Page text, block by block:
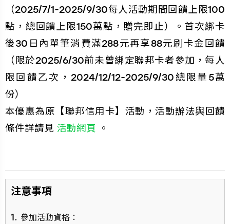
（2025/7/1-2025/9/30每人活動期間回饋上限100
點，總回饋上限150萬點，贈完即止）。首次綁卡
後30日內單筆消費滿288元再享88元刷卡金回饋
（限於2025/6/30前未曾綁定聯邦卡者參加，每人
限回饋乙次，2024/12/12-2025/9/30總限量5萬
份）
本優惠為原【聯邦信用卡】活動，活動辦法與回饋
條件詳請見 活動網頁 。
⁠注意事項
參加活動資格：